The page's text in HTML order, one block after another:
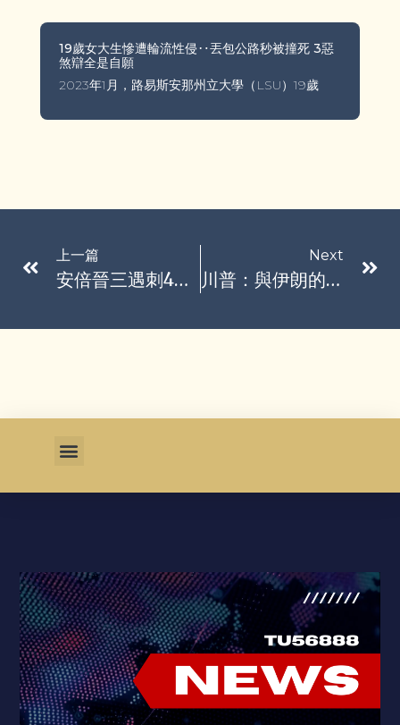
19歲女大生慘遭輪流性侵‥丟包公路秒被撞死 3惡
煞辯全是自願
2023年1月，路易斯安那州立大學（LSU）19歲
上一篇
安倍晉三遇刺4週年 妻安倍昭惠：沒有一天不想起他
Next
川普：與伊朗的停火已結束 原油期貨續漲